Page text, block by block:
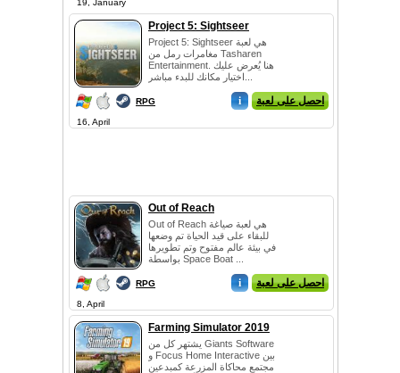
19, January
Project 5: Sightseer
Project 5: Sightseer هي لعبة
مغامرات رمل من Tasharen
Entertainment. هنا يُعرض عليك
RPG i احصل على لعبة
16, April
Out of Reach
Out of Reach هي لعبة صياغة
للبقاء على قيد الحياة تم وضعها
في بيئة عالم مفتوح وتم تطويرها
بواسطة Space Boat ...
RPG i احصل على لعبة
8, April
Farming Simulator 2019
يشتهر كل من Giants Software
و Focus Home Interactive بين
مجتمع محاكاة المزرعة كمبدعين